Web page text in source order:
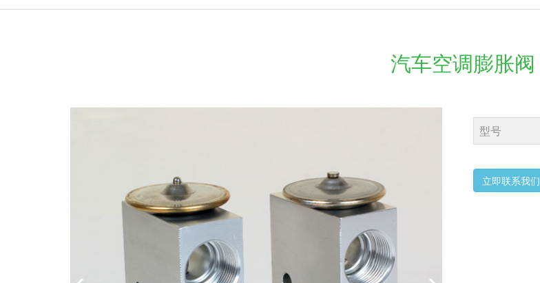
汽车空调膨胀阀
型号
立即联系我们